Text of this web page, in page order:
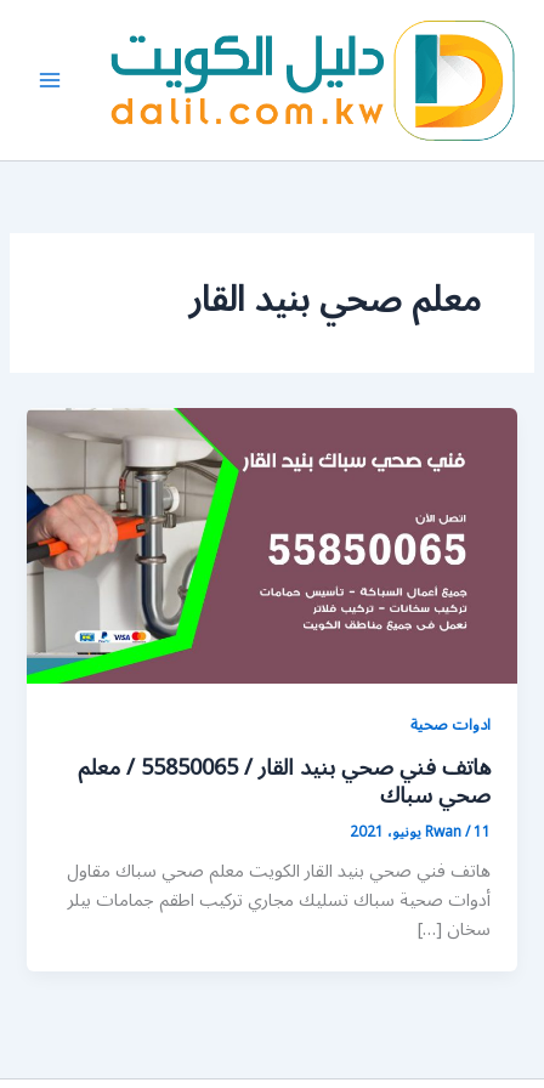
المحتوى
معلم صحي بنيد القار
ادوات صحية
هاتف فني صحي بنيد القار / 55850065 / معلم
صحي سباك
Rwan/11 يونيو، 2021
هاتف فني صحي بنيد القار الكويت معلم صحي سباك مقاول
أدوات صحية سباك تسليك مجاري تركيب اطقم جمامات بيلر
سخان […]